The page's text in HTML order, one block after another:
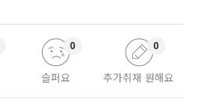
슬퍼요
0
추가취재 원해요
0